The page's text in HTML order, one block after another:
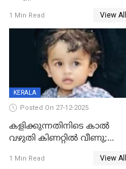
കുതിച്ചുയരുന്നു
1 Min Read View All
KERALA
Posted On 27-12-2025
കളിക്കുന്നതിനിടെ കാൽ
വഴുതി കിണറ്റിൽ വീണു;
ദാരുണാന്ത്യം
1 Min Read View All